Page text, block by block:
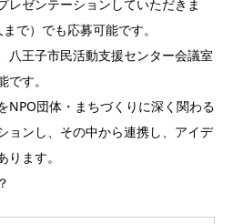
レゼンテーションしていただきま
で）でも応募可能です。
八王子市民活動支援センター会議室
す。
NPO団体・まちづくりに深く関わる
ョンし、その中から連携し、アイデ
ます。